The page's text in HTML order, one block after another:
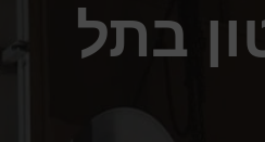
בתל